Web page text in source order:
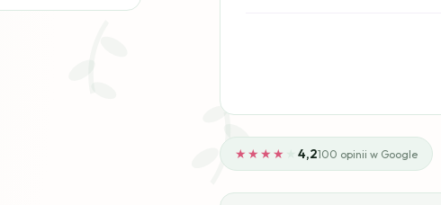
★★★★ ★4,2100 opinii w Google